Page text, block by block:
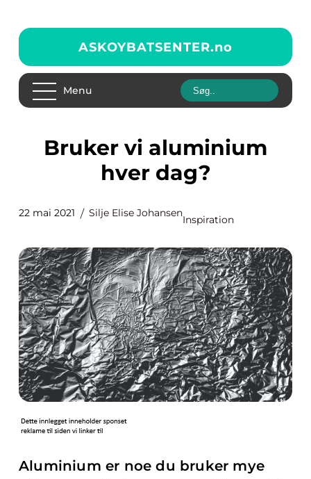
ASKOYBATSENTER.no
Menu
Bruker vi aluminium
hver dag?
22 mai 2021 Silje Elise Johansen
Inspiration
Aluminium er noe du bruker mye